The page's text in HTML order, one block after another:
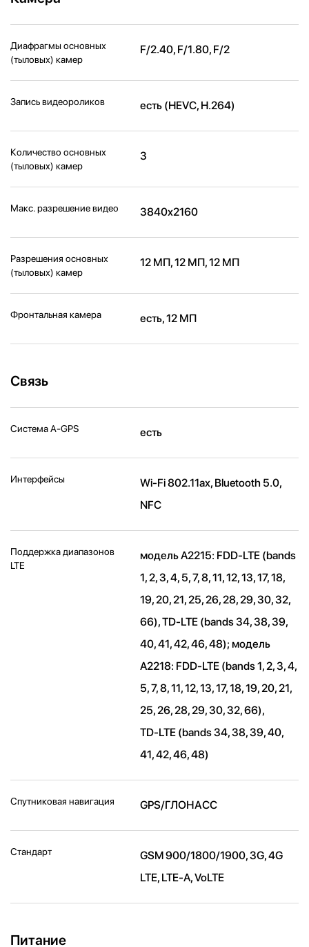
Диафрагмы основных
(тыловых) камер
F/2.40, F/1.80, F/2
Запись видеороликов есть (HEVC, H.264)
Количество основных
(тыловых) камер
3
Макс. разрешение видео 3840x2160
Разрешения основных
(тыловых) камер
12 МП, 12 МП, 12 МП
Фронтальная камера есть, 12 МП
Связь
Cистема A-GPS есть
Интерфейсы
Wi-Fi 802.11ax, Bluetooth 5.0,
NFC
Поддержка диапазонов
LTE
модель A2215: FDD‑LTE (bands
1, 2, 3, 4, 5, 7, 8, 11, 12, 13, 17, 18,
19, 20, 21, 25, 26, 28, 29, 30, 32,
66), TD‑LTE (bands 34, 38, 39,
40, 41, 42, 46, 48); модель
A2218: FDD-LTE (bands 1, 2, 3, 4,
5, 7, 8, 11, 12, 13, 17, 18, 19, 20, 21,
25, 26, 28, 29, 30, 32, 66),
TD‑LTE (bands 34, 38, 39, 40,
41, 42, 46, 48)
Спутниковая навигация GPS/ГЛОНАСС
Стандарт
GSM 900/1800/1900, 3G, 4G
LTE, LTE-A, VoLTE
Питание